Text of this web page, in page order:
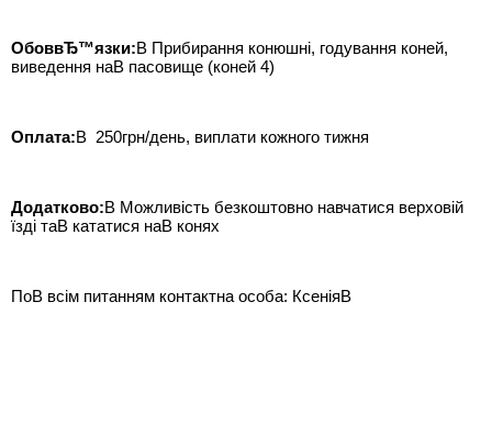
ОбоввЂ™язки:В Прибирання конюшні, годування коней,
виведення наВ пасовище (коней 4)
Оплата:В 250грн/день, виплати кожного тижня
Додатково:В Можливість безкоштовно навчатися верховій
їзді таВ кататися наВ конях
ПоВ всім питанням контактна особа: КсеніяВ